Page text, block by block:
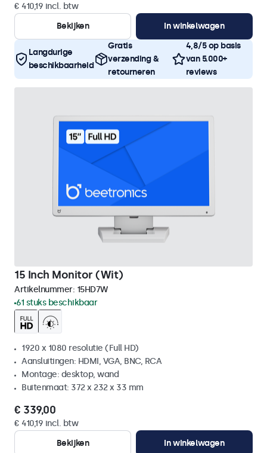
€ 410,19 incl. btw
Bekijken
In winkelwagen
Langdurige
beschikbaarheid
Gratis
verzending &
retourneren
4,8/5 op basis
van 5.000+
reviews
15 Inch Monitor (Wit)
Artikelnummer: 15HD7W
61 stuks beschikbaar
1920 x 1080 resolutie (Full HD)
Aansluitingen: HDMI, VGA, BNC, RCA
Montage: desktop, wand
Buitenmaat: 372 x 232 x 33 mm
€ 339,00
€ 410,19 incl. btw
Bekijken
In winkelwagen